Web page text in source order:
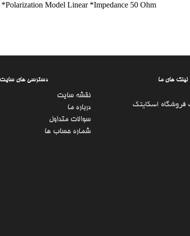
Model Linear *Impedance 50 Ohm
دسترسی های سایت
نقشه سایت
درباره ما
سوالات متداول
شماره حساب ها
لینک های ما
فروشگاه اسکایتک